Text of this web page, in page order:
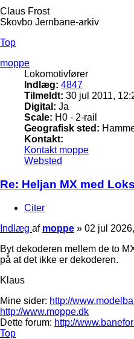
Claus Frost
Skovbo Jernbane-arkiv
Top
moppe
Lokomotivfører
Indlæg: 4847
Tilmeldt: 30 jul 2011,
Digital: Ja
Scale: H0 - 2-rail
Geografisk sted:
Kontakt:
Kontakt moppe
Websted
Re: Heljan MX med
Citer
Indlæg af moppe » 02 jul
Byt dekoderen mellem de to
på at det ikke er dekoderen.
Klaus
Mine sider: http://
http://www.moppe.dk
Dette forum: http://
Top